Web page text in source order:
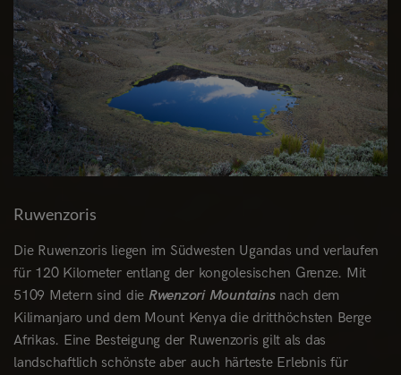
Ruwenzoris
Die Ruwenzoris liegen im Südwesten Ugandas und verlaufen
für 120 Kilometer entlang der kongolesischen Grenze. Mit
5109 Metern sind die Rwenzori Mountainsnach dem
Kilimanjaro und dem Mount Kenya die dritthöchsten Berge
Afrikas. Eine Besteigung der Ruwenzoris gilt als das
landschaftlich schönste aber auch härteste Erlebnis für